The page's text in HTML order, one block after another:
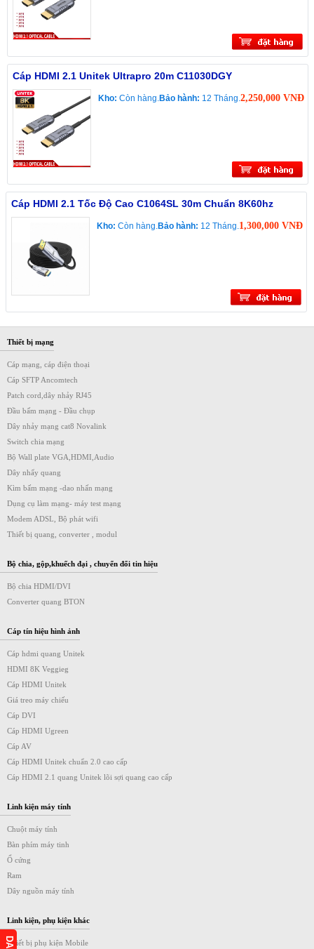
Cáp HDMI 2.1 Unitek Ultrapro 20m C11030DGY
Kho: Còn hàng.Bảo hành: 12 Tháng.2,250,000 VNĐ
Cáp HDMI 2.1 Tốc Độ Cao C1064SL 30m Chuẩn 8K60hz
Kho: Còn hàng.Bảo hành: 12 Tháng.1,300,000 VNĐ
Thiết bị mạng
Cáp mạng, cáp điện thoại
Cáp SFTP Ancomtech
Patch cord,dây nhảy RJ45
Đầu bấm mạng - Đầu chụp
Dây nhảy mạng cat8 Novalink
Switch chia mạng
Bộ Wall plate VGA,HDMI,Audio
Dây nhẩy quang
Kìm bấm mạng -dao nhấn mạng
Dụng cụ làm mạng- máy test mạng
Modem ADSL, Bộ phát wifi
Thiết bị quang, converter , modul
Bộ chia, gộp,khuếch đại , chuyển đổi tin hiệu
Bộ chia HDMI/DVI
Converter quang BTON
Cáp tín hiệu hình ảnh
Cáp hdmi quang Unitek
HDMI 8K Veggieg
Cáp HDMI Unitek
Giá treo máy chiếu
Cáp DVI
Cáp HDMI Ugreen
Cáp AV
Cáp HDMI Unitek chuẩn 2.0 cao cấp
Cáp HDMI 2.1 quang Unitek lõi sợi quang cao cấp
Linh kiện máy tính
Chuột máy tính
Bàn phím máy tinh
Ổ cứng
Ram
Dây nguồn máy tính
Linh kiện, phụ kiện khác
Thiết bị phụ kiện Mobile